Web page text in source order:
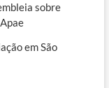
sobre
em São